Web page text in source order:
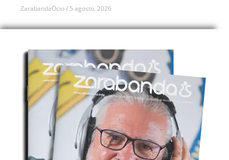
ZarabandaOcio 5 agosto, 2026